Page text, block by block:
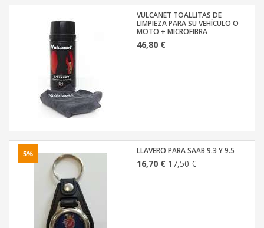
VULCANET TOALLITAS DE
LIMPIEZA PARA SU VEHÍCULO O
MOTO + MICROFIBRA
46,80 €
5% LLAVERO PARA SAAB 9.3 Y 9.5
16,70 €17,50 €